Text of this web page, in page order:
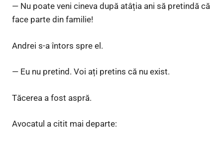
— Nu poate veni cineva după atâția ani să pretindă că
face parte din familie!
Andrei s-a întors spre el.
— Eu nu pretind. Voi ați pretins că nu exist.
Tăcerea a fost aspră.
Avocatul a citit mai departe: